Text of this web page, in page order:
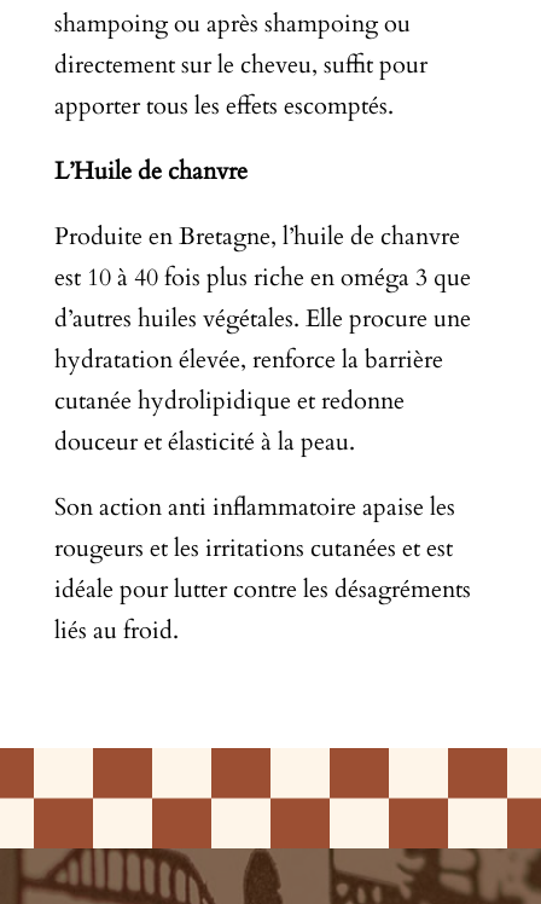
shampoing ou après shampoing ou
directement sur le cheveu, suffit pour
apporter tous les effets escomptés.
L’Huile de chanvre
Produite en Bretagne, l’huile de chanvre
est 10 à 40 fois plus riche en oméga 3 que
d’autres huiles végétales. Elle procure une
hydratation élevée, renforce la barrière
cutanée hydrolipidique et redonne
douceur et élasticité à la peau.
Son action anti inflammatoire apaise les
rougeurs et les irritations cutanées et est
idéale pour lutter contre les désagréments
liés au froid.